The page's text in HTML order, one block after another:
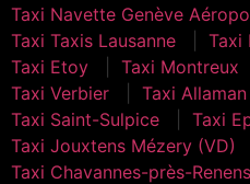
Taxi Navette Genève
Taxi Taxis Lausanne
Taxi
Taxi Etoy
Taxi Montreux
Taxi Verbier
Taxi
Taxi Saint-Sulpice
Taxi
Taxi Jouxtens Mézery (VD)
Taxi Chavannes-près-Renens